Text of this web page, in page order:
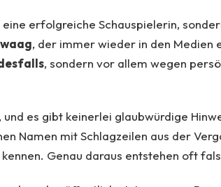
eine erfolgreiche Schauspielerin,
, der immer wieder in den Medien
, sondern vor allem wegen
und es gibt keinerlei glaubwürdige
Namen mit Schlagzeilen aus der
Genau daraus entstehen oft